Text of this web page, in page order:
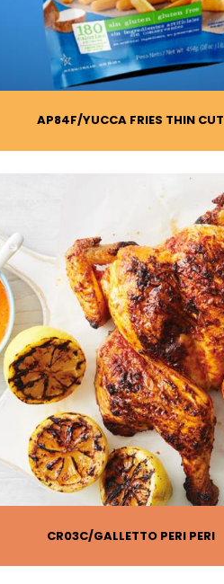
AP84F YUCCA FRIES THIN CUT
CR03C GALLETTO PERI PERI